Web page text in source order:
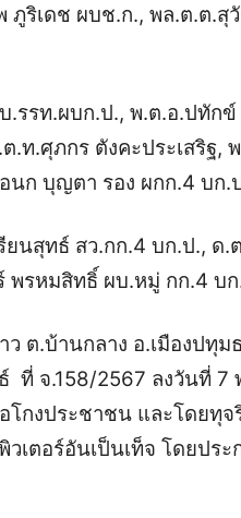
ภูริเดช ผบช.ก., พล.ต.ต.สุ
.รรท.ผบก.ป., พ.ต.อ.ปทัก
.ท.ศุภกร ตังคะประเสริฐ,
นก บุญตา รอง ผกก.4 บก.
ยนสุทธ์ สว.กก.4 บก.ป., ด.
พรหมสิทธิ์ ผบ.หมู่ กก.4 บ
ต.บ้านกลาง อ.เมืองปทุ
ที่ จ.158/2567 ลงวันที่ 7
โกงประชาชน และโดยทุจ
เตอร์อันเป็นเท็จ โดยประ